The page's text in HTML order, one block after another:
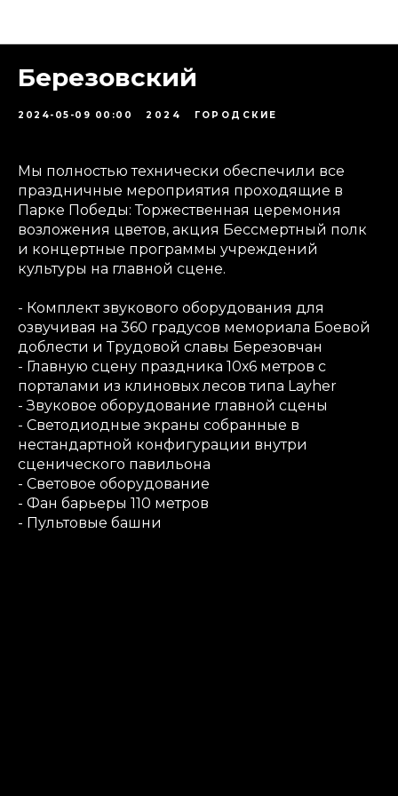
Березовский
2024-05-09 00:00 2024 ГОРОДСКИЕ
Мы полностью технически обеспечили все
праздничные мероприятия проходящие в
Парке Победы: Торжественная церемония
возложения цветов, акция Бессмертный полк
и концертные программы учреждений
культуры на главной сцене.
- Комплект звукового оборудования для
озвучивая на 360 градусов мемориала Боевой
доблести и Трудовой славы Березовчан
- Главную сцену праздника 10х6 метров с
порталами из клиновых лесов типа Layher
- Звуковое оборудование главной сцены
- Светодиодные экраны собранные в
нестандартной конфигурации внутри
сценического павильона
- Световое оборудование
- Фан барьеры 110 метров
- Пультовые башни